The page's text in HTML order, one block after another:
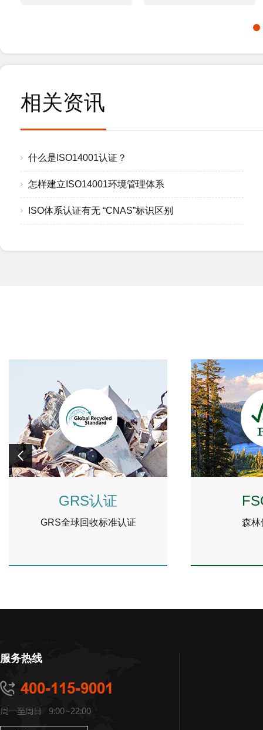
相关资讯
什么是ISO14001认证？
怎样建立ISO14001环境管理体系
ISO体系认证有无 “CNAS”标识区别
GRS认证
GRS全球回收标准认证 森林
服务热线